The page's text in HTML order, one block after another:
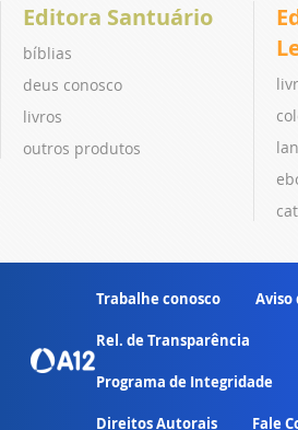
Editora Santuário
bíblias
deus conosco
livros
outros produtos
Trabalhe conosco Aviso
Rel. de Transparência
Programa de Integridade
Direitos Autorais Fale